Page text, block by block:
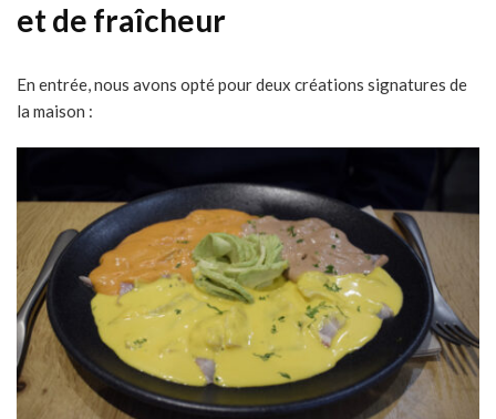
et de fraîcheur
En entrée, nous avons opté pour deux créations signatures de
la maison :